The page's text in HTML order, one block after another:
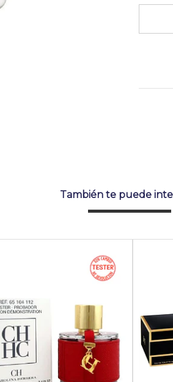
También te puede